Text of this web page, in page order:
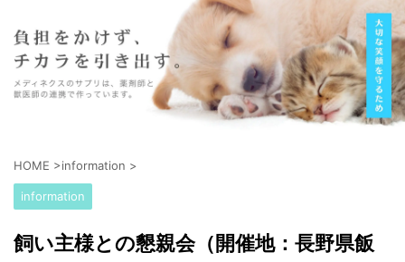
HOME >information >
information
飼い主様との懇親会（開催地：長野県飯